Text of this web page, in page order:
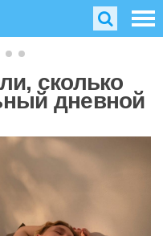
сколько
дневной